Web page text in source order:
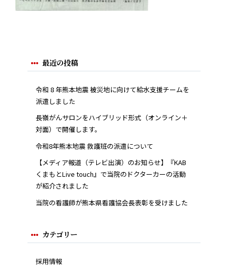
最近の投稿
令和 8 年熊本地震 被災地に向けて給水支援チームを
派遣しました
長嶺がんサロンをハイブリッド形式（オンライン＋
対面）で開催します。
令和8年熊本地震 救護班の派遣について
【メディア報道（テレビ出演）のお知らせ】『KAB
くまもとLive touch』で当院のドクターカーの活動
が紹介されました
当院の看護師が熊本県看護協会長表彰を受けました
カテゴリー
採用情報